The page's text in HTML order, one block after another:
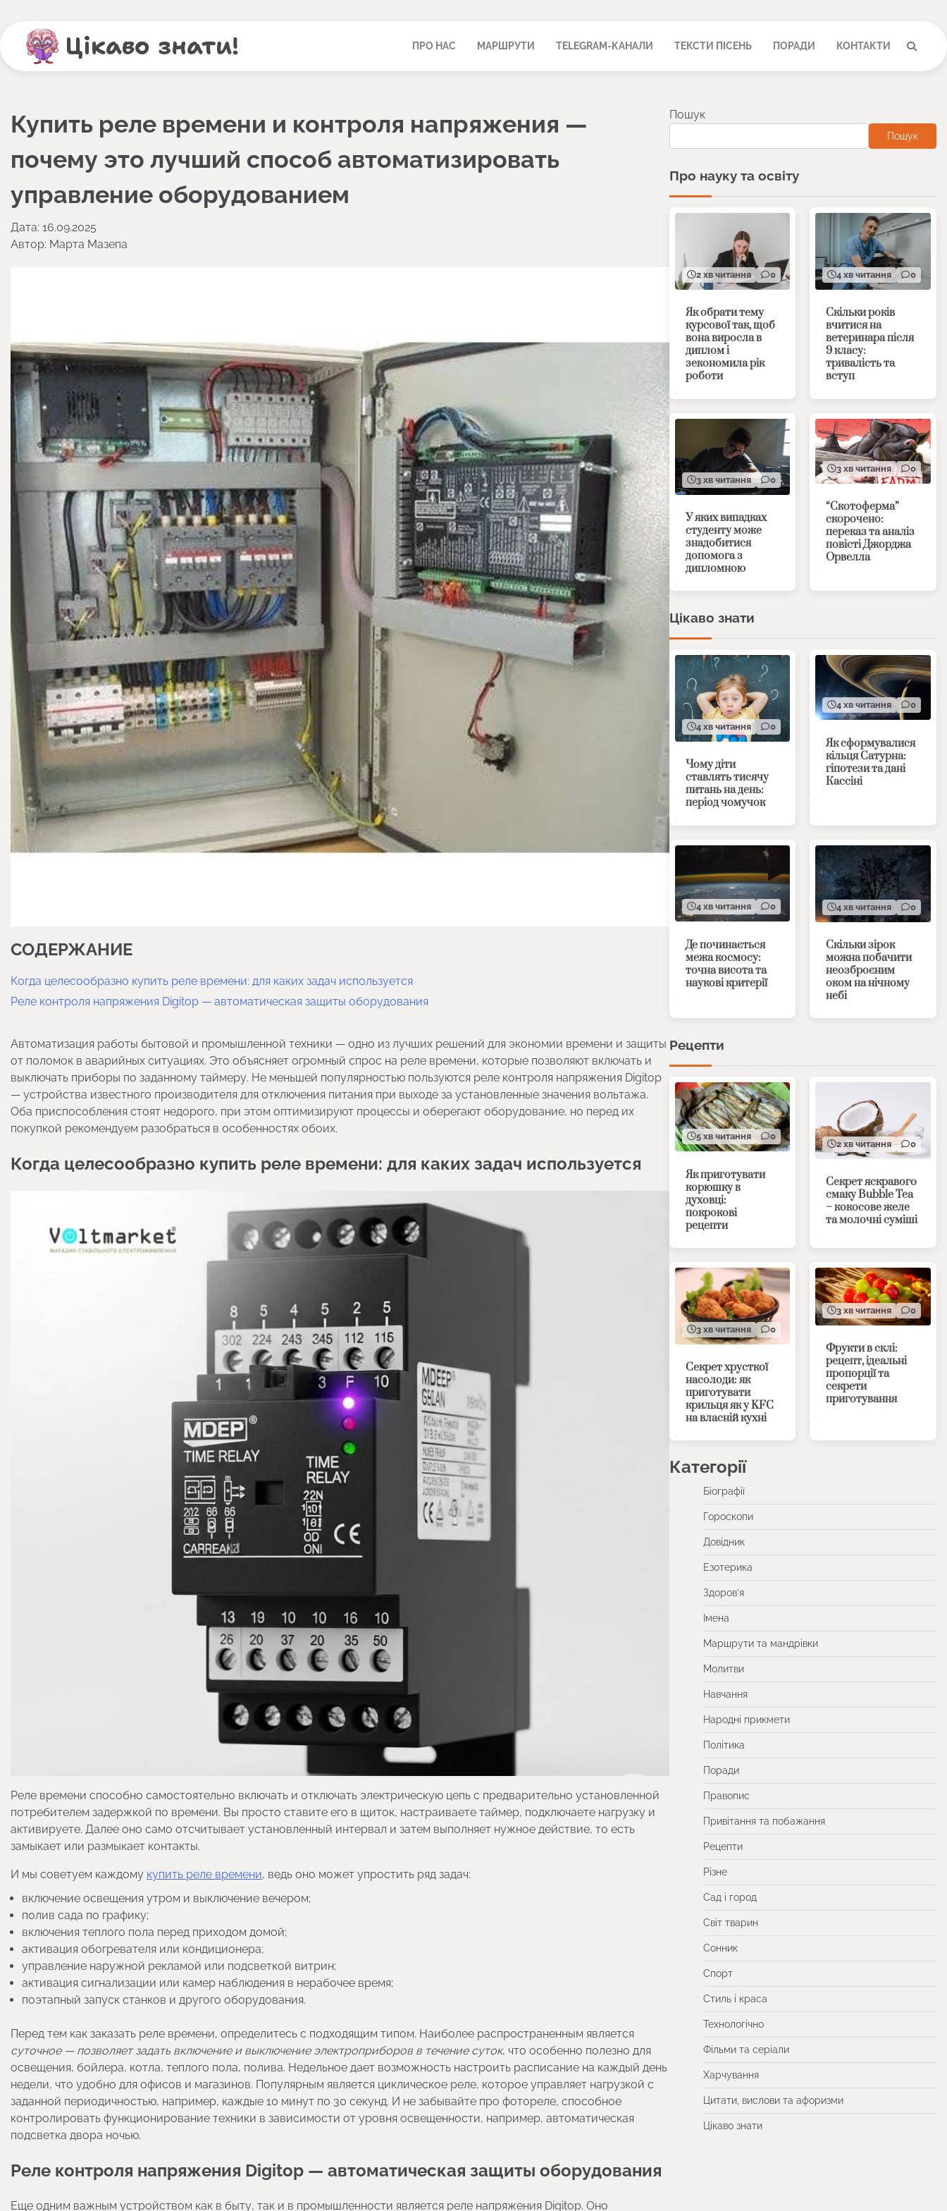
вмісту
Цікаво знати! ПРО НАС МАРШРУТИ TELEGRAM-КАНАЛИ ТЕКСТИ ПІСЕНЬ ПОРАДИ КОНТАКТИ
Купить реле времени и контроля напряжения —
почему это лучший способ автоматизировать
управление оборудованием
Дата: 16.09.2025
Автор: Марта Мазепа
СОДЕРЖАНИЕ
Когда целесообразно купить реле времени: для каких задач используется
Реле контроля напряжения Digitop — автоматическая защиты оборудования
Автоматизация работы бытовой и промышленной техники — одно из лучших решений для экономии времени и защиты
от поломок в аварийных ситуациях. Это объясняет огромный спрос на реле времени, которые позволяют включать и
выключать приборы по заданному таймеру. Не меньшей популярностью пользуются реле контроля напряжения Digitop
— устройства известного производителя для отключения питания при выходе за установленные значения вольтажа.
Оба приспособления стоят недорого, при этом оптимизируют процессы и оберегают оборудование, но перед их
покупкой рекомендуем разобраться в особенностях обоих.
Когда целесообразно купить реле времени: для каких задач используется
Реле времени способно самостоятельно включать и отключать электрическую цепь с предварительно установленной
потребителем задержкой по времени. Вы просто ставите его в щиток, настраиваете таймер, подключаете нагрузку и
активируете. Далее оно само отсчитывает установленный интервал и затем выполняет нужное действие, то есть
замыкает или размыкает контакты.
И мы советуем каждому купить реле времени, ведь оно может упростить ряд задач:
включение освещения утром и выключение вечером;
полив сада по графику;
включения теплого пола перед приходом домой;
активация обогревателя или кондиционера;
управление наружной рекламой или подсветкой витрин;
активация сигнализации или камер наблюдения в нерабочее время;
поэтапный запуск станков и другого оборудования.
Перед тем как заказать реле времени, определитесь с подходящим типом. Наиболее распространенным является
суточное — позволяет задать включение и выключение электроприборов в течение суток, что особенно полезно для
освещения, бойлера, котла, теплого пола, полива. Недельное дает возможность настроить расписание на каждый день
недели, что удобно для офисов и магазинов. Популярным является циклическое реле, которое управляет нагрузкой с
заданной периодичностью, например, каждые 10 минут по 30 секунд. И не забывайте про фотореле, способное
контролировать функционирование техники в зависимости от уровня освещенности, например, автоматическая
подсветка двора ночью.
Реле контроля напряжения Digitop — автоматическая защиты оборудования
Еще одним важным устройством как в быту, так и в промышленности является реле напряжения Digitop. Оно
Пошук
Пошук
Про науку та освіту
2 хв читання 0
Як обрати тему
курсової так, щоб
вона виросла в
диплом і
зекономила рік
роботи
4 хв читання 0
Скільки років
вчитися на
ветеринара після
9 класу:
тривалість та
вступ
3 хв читання 0
У яких випадках
студенту може
знадобитися
допомога з
дипломною
3 хв читання 0
“Скотоферма”
скорочено:
переказ та аналіз
повісті Джорджа
Орвелла
Цікаво знати
4 хв читання 0
Чому діти
ставлять тисячу
питань на день:
період чомучок
4 хв читання 0
Як сформувалися
кільця Сатурна:
гіпотези та дані
Кассіні
4 хв читання 0
Де починається
межа космосу:
точна висота та
наукові критерії
4 хв читання 0
Скільки зірок
можна побачити
неозброєним
оком на нічному
небі
Рецепти
5 хв читання 0
Як приготувати
корюшку в
духовці:
покрокові
рецепти
2 хв читання 0
Секрет яскравого
смаку Bubble Tea
– кокосове желе
та молочні суміші
3 хв читання 0
Секрет хрусткої
насолоди: як
приготувати
крильця як у KFC
на власній кухні
3 хв читання 0
Фрукти в склі:
рецепт, ідеальні
пропорції та
секрети
приготування
Категорії
Біографії
Гороскопи
Довідник
Езотерика
Здоров’я
Імена
Маршрути та мандрівки
Молитви
Навчання
Народні прикмети
Політика
Поради
Правопис
Привітання та побажання
Рецепти
Різне
Сад і город
Світ тварин
Сонник
Спорт
Стиль і краса
Технологічно
Фільми та серіали
Харчування
Цитати, вислови та афоризми
Цікаво знати